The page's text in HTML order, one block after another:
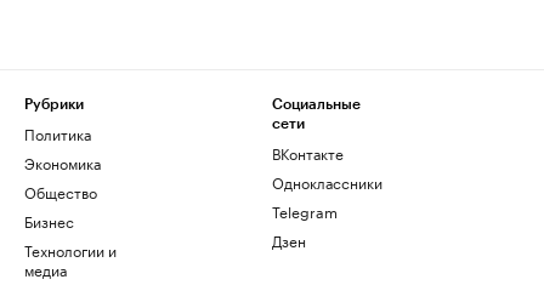
Рубрики
Политика
Экономика
Общество
Бизнес
Технологии и
медиа
Социальные
сети
ВКонтакте
Одноклассники
Telegram
Дзен